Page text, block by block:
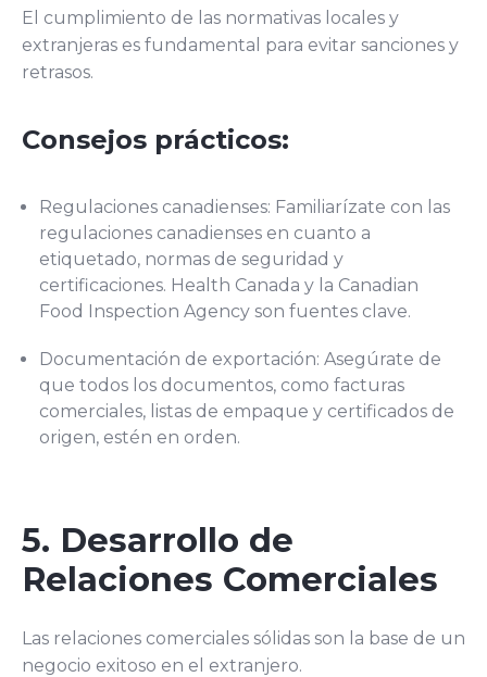
El cumplimiento de las normativas locales y
extranjeras es fundamental para evitar sanciones y
retrasos.
Consejos prácticos:
Regulaciones canadienses: Familiarízate con las
regulaciones canadienses en cuanto a
etiquetado, normas de seguridad y
certificaciones. Health Canada y la Canadian
Food Inspection Agency son fuentes clave.
Documentación de exportación: Asegúrate de
que todos los documentos, como facturas
comerciales, listas de empaque y certificados de
origen, estén en orden.
5. Desarrollo de
Relaciones Comerciales
Las relaciones comerciales sólidas son la base de un
negocio exitoso en el extranjero.